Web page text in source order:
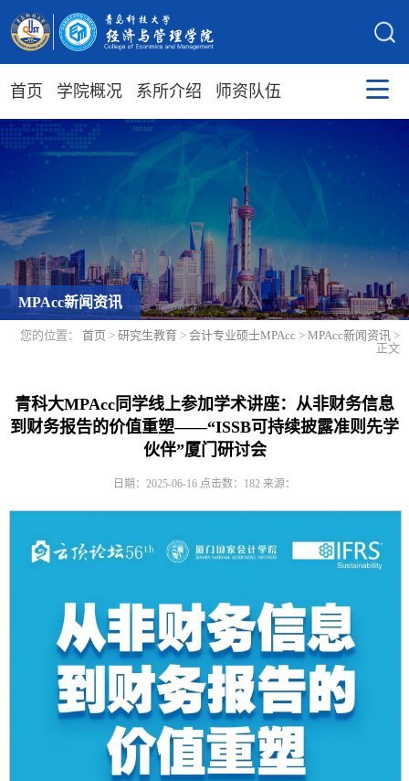
首页 学院概况 系所介绍 师资队伍
MPAcc新闻资讯
您的位置： 首页 > 研究生教育 > 会计专业硕士MPAcc > MPAcc新闻资讯 >
正文
青科大MPAcc同学线上参加学术讲座：从非财务信息
到财务报告的价值重塑——“ISSB可持续披露准则先学
伙伴”厦门研讨会
日期：2025-06-16 点击数： 182 来源：